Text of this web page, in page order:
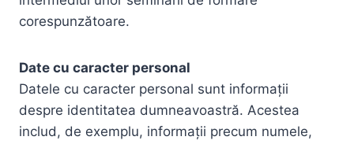
corespunzătoare.
Date cu caracter personal
Datele cu caracter personal sunt informații
despre identitatea dumneavoastră. Acestea
includ, de exemplu, informații precum numele,